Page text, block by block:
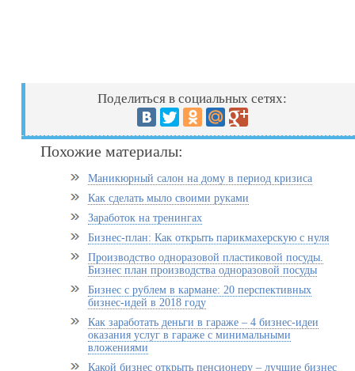
Поделиться в социальных сетях:
Похожие материалы:
Маникюрный салон на дому в период кризиса
Как сделать мыло своими руками
Заработок на тренингах
Бизнес-план: Как открыть парикмахерскую с нуля
Производство одноразовой пластиковой посуды.
Бизнес план производства одноразовой посуды
Бизнес с рублем в кармане: 20 перспективных
бизнес-идей в 2018 году
Как заработать деньги в гараже – 4 бизнес-идеи
оказания услуг в гараже с минимальными
вложениями
Какой бизнес открыть пенсионеру – лучшие бизнес